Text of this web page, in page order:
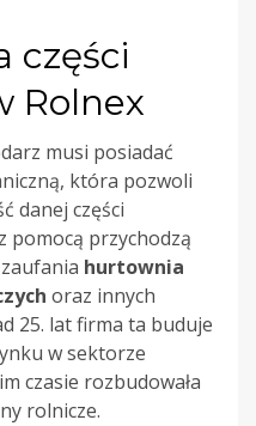
części
Rolnex
musi posiadać
która pozwoli
danej części
pomocą przychodzą
hurtownia
oraz innych
25. lat firma ta buduje
w sektorze
czasie rozbudowała
rolnicze.